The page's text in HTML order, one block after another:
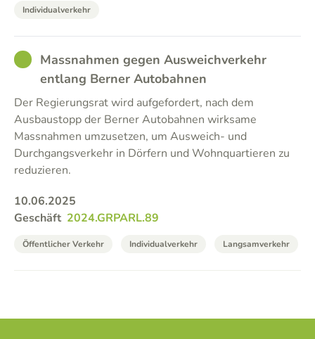
Individualverkehr
GOODMassnahmen gegen Ausweichverkehr
entlang Berner Autobahnen
Der Regierungsrat wird aufgefordert, nach dem
Ausbaustopp der Berner Autobahnen wirksame
Massnahmen umzusetzen, um Ausweich- und
Durchgangsverkehr in Dörfern und Wohnquartieren zu
reduzieren.
10.06.2025
Geschäft 2024.GRPARL.89
Öffentlicher Verkehr Individualverkehr Langsamverkehr